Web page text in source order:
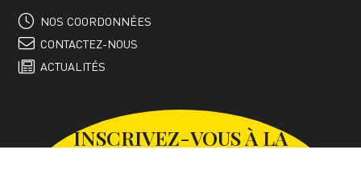
NOS COORDONNÉES
CONTACTEZ-NOUS
ACTUALITÉS
INSCRIVEZ-VOUS À LA